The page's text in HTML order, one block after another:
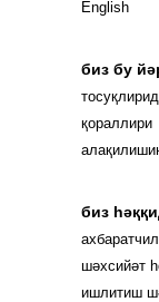
English
биз бу
қораллири
in new window
in new window
in new window
биз
шәхсийәт
ишлитиш